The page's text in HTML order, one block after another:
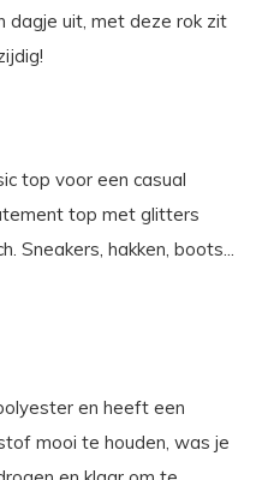
dagje uit, met deze rok zit
top voor een casual
top met glitters
Sneakers, hakken, boots...
en heeft een
mooi te houden, was je